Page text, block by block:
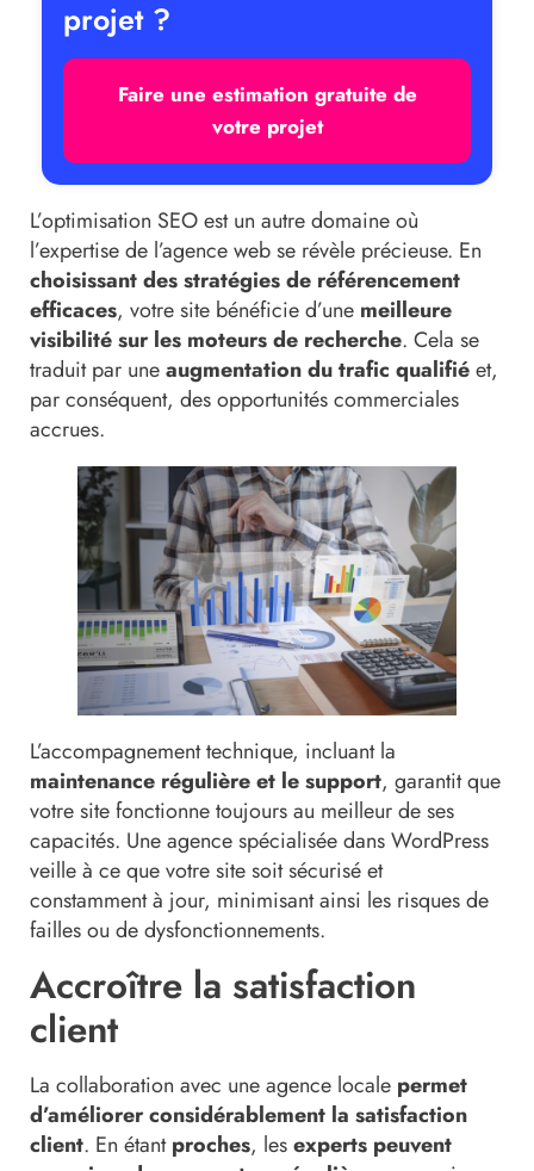
projet ?
Faire une estimation gratuite de
votre projet
L’optimisation SEO est un autre domaine où
l’expertise de l’agence web se révèle précieuse. En
choisissant des stratégies de référencement
efficaces, votre site bénéficie d’une meilleure
visibilité sur les moteurs de recherche. Cela se
traduit par uneaugmentation du trafic qualifiéet,
par conséquent, des opportunités commerciales
accrues.
L’accompagnement technique, incluant la
maintenance régulière et le support, garantit que
votre site fonctionne toujours au meilleur de ses
capacités. Une agence spécialisée dans WordPress
veille à ce que votre site soit sécurisé et
constamment à jour, minimisant ainsi les risques de
failles ou de dysfonctionnements.
Accroître la satisfaction
client
La collaboration avec une agence locale permet
d’améliorer considérablement la satisfaction
client. En étantproches, lesexperts peuvent